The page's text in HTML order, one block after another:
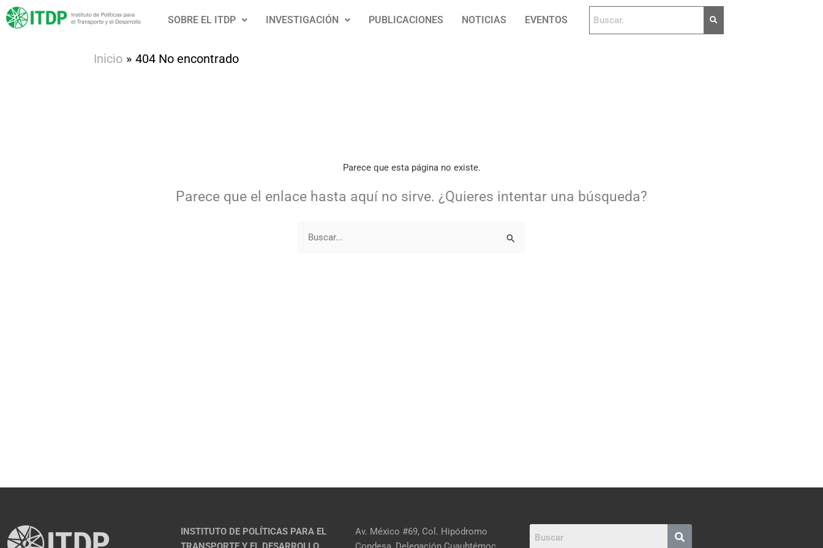
al
SOBRE EL ITDP INVESTIGACIÓN PUBLICACIONES NOTICIAS EVENTOS
Inicio 404 No encontrado
Parece que esta página no existe.
Parece que el enlace hasta aquí no sirve. ¿Quieres intentar una búsqueda?
Buscar:
INSTITUTO DE POLÍTICAS PARA EL
Av. México #69, Col. Hipódromo